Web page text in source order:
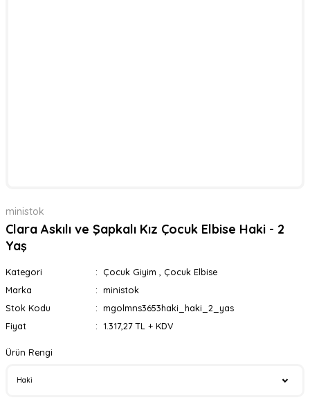
ministok
Clara Askılı ve Şapkalı Kız Çocuk Elbise Haki - 2
Yaş
Kategori Çocuk Giyim
Çocuk Elbise
Marka
ministok
Stok Kodu
mgolmns3653haki_haki_2_yas
Fiyat
1.317,27 TL + KDV
Ürün Rengi